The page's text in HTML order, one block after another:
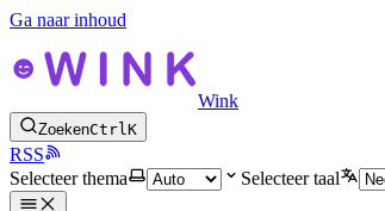
Ga naar inhoud
Wink
ZoekenCtrlK
RSS
Selecteer thema
Selecteer taal